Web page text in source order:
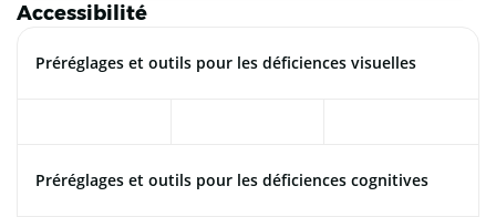
Accessibilité
Préréglages et outils pour les déficiences visuelles
Préréglages et outils pour les déficiences cognitives